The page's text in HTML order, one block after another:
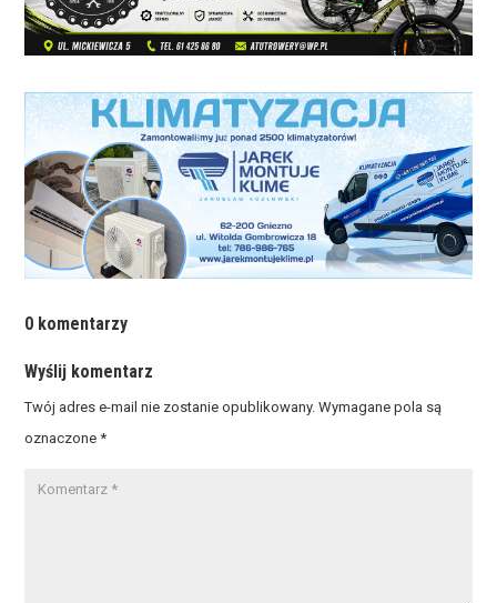
0 komentarzy
Wyślij komentarz
Twój adres e-mail nie zostanie opublikowany. Wymagane pola są
oznaczone*